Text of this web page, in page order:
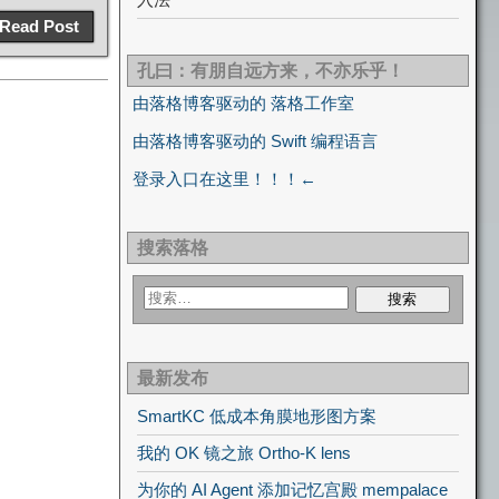
Read Post
孔曰：有朋自远方来，不亦乐乎！
由落格博客驱动的 落格工作室
由落格博客驱动的 Swift 编程语言
登录入口在这里！！！←
搜索落格
最新发布
SmartKC 低成本角膜地形图方案
我的 OK 镜之旅 Ortho-K lens
为你的 AI Agent 添加记忆宫殿 mempalace